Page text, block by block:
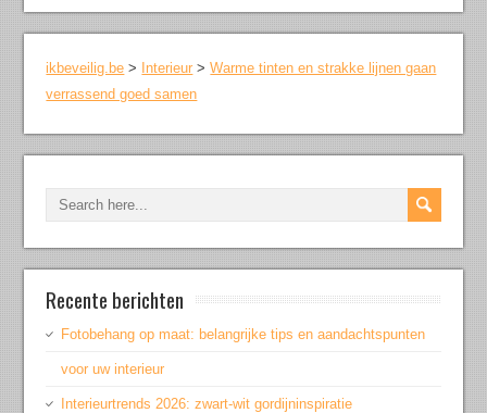
ikbeveilig.be > Interieur >Warme tinten en strakke lijnen gaan
verrassend goed samen
Recente berichten
Fotobehang op maat: belangrijke tips en aandachtspunten
voor uw interieur
Interieurtrends 2026: zwart-wit gordijninspiratie